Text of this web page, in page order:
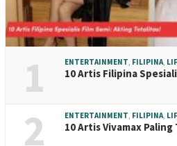
1 ENTERTAINMENT FILIPINA
10 Artis Filipina
2 ENTERTAINMENT FILIPINA
10 Artis Vivamax